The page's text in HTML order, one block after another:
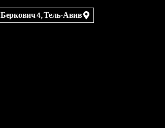
Беркович 4, Тель-Авив